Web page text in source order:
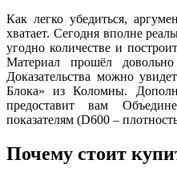
Как легко убедиться,
хватает. Сегодня вполне
угодно количестве и
Материал прошёл
Доказательства можно
Блока» из Коломны.
предоставит вам
показателям (D600 –
Почему стоит